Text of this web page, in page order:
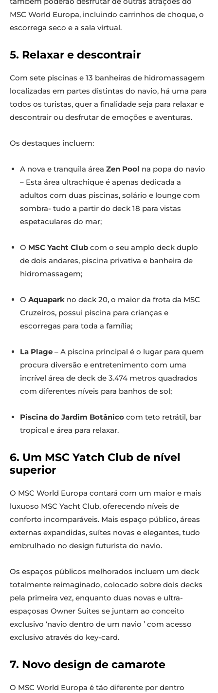
MSC World Europa, incluindo carrinhos de choque, o
escorrega seco e a sala virtual.
5. Relaxar e descontrair
Com sete piscinas e 13 banheiras de hidromassagem
localizadas em partes distintas do navio, há uma para
todos os turistas, quer a finalidade seja para relaxar e
descontrair ou desfrutar de emoções e aventuras.
Os destaques incluem:
A nova e tranquila área Zen Pool na popa do navio
– Esta área ultrachique é apenas dedicada a
adultos com duas piscinas, solário e lounge com
sombra- tudo a partir do deck 18 para vistas
espetaculares do mar;
O MSC Yacht Club com o seu amplo deck duplo
de dois andares, piscina privativa e banheira de
hidromassagem;
O Aquapark no deck 20, o maior da frota da MSC
Cruzeiros, possui piscina para crianças e
escorregas para toda a família;
La Plage – A piscina principal é o lugar para quem
procura diversão e entretenimento com uma
incrível área de deck de 3.474 metros quadrados
com diferentes níveis para banhos de sol;
Piscina do Jardim Botânico com teto retrátil, bar
tropical e área para relaxar.
6. Um MSC Yatch Club de nível
superior
O MSC World Europa contará com um maior e mais
luxuoso MSC Yacht Club, oferecendo níveis de
conforto incomparáveis. Mais espaço público, áreas
externas expandidas, suítes novas e elegantes, tudo
embrulhado no design futurista do navio.
Os espaços públicos melhorados incluem um deck
totalmente reimaginado, colocado sobre dois decks
pela primeira vez, enquanto duas novas e ultra-
espaçosas Owner Suites se juntam ao conceito
exclusivo ‘navio dentro de um navio ’ com acesso
exclusivo através do key-card.
7. Novo design de camarote
O MSC World Europa é tão diferente por dentro